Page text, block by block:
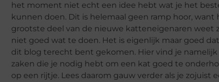
het moment niet echt een idee hebt wat je het
kunnen doen. Dit is helemaal geen ramp hoor, want
grootste deel van de nieuwe katteneigenaren weet
niet goed wat te doen. Het is eigenlijk maar goed
dit blog terecht bent gekomen. Hier vind je namelijk
zaken die je nodig hebt om een kat goed te
op een rijtje. Lees daarom gauw verder als je zojuist